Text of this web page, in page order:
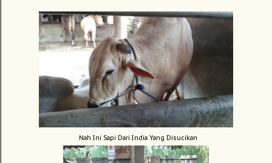
Nah Ini Sapi Dari India Yang Disucikan